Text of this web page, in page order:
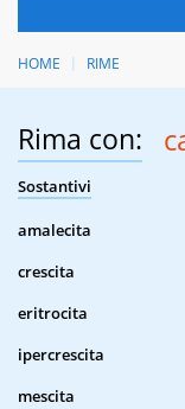
HOME RIME
Rima con:
Sostantivi
amalecita
crescita
eritrocita
ipercrescita
mescita